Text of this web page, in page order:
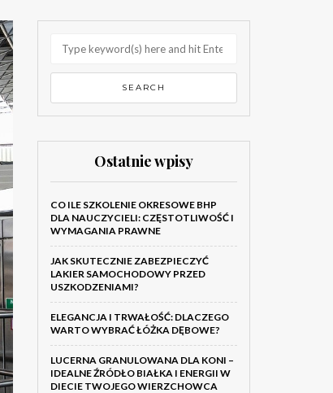
Ostatnie wpisy
CO ILE SZKOLENIE OKRESOWE BHP
DLA NAUCZYCIELI: CZĘSTOTLIWOŚĆ I
WYMAGANIA PRAWNE
JAK SKUTECZNIE ZABEZPIECZYĆ
LAKIER SAMOCHODOWY PRZED
USZKODZENIAMI?
ELEGANCJA I TRWAŁOŚĆ: DLACZEGO
WARTO WYBRAĆ ŁÓŻKA DĘBOWE?
LUCERNA GRANULOWANA DLA KONI –
IDEALNE ŹRÓDŁO BIAŁKA I ENERGII W
DIECIE TWOJEGO WIERZCHOWCA